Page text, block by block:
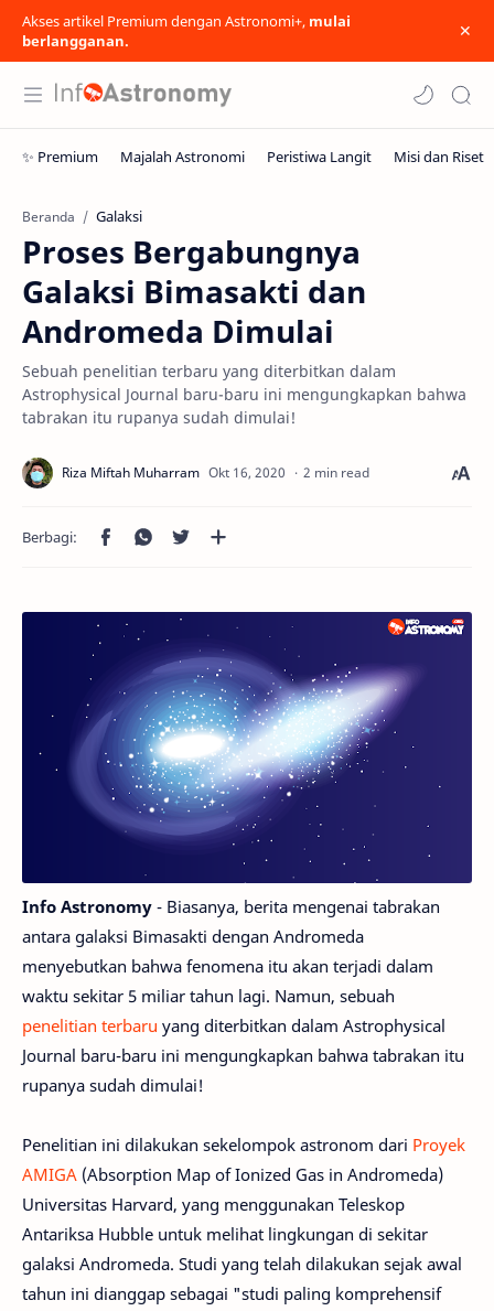
Akses artikel Premium dengan Astronomi+, mulai
berlangganan.
Beranda Galaksi
Proses Bergabungnya
Galaksi Bimasakti dan
Andromeda Dimulai
Sebuah penelitian terbaru yang diterbitkan dalam
Astrophysical Journal baru-baru ini mengungkapkan bahwa
tabrakan itu rupanya sudah dimulai!
2 min read
Info Astronomy - Biasanya, berita mengenai tabrakan
antara galaksi Bimasakti dengan Andromeda
menyebutkan bahwa fenomena itu akan terjadi dalam
waktu sekitar 5 miliar tahun lagi. Namun, sebuah
penelitian terbaru yang diterbitkan dalam Astrophysical
Journal baru-baru ini mengungkapkan bahwa tabrakan itu
rupanya sudah dimulai!
Penelitian ini dilakukan sekelompok astronom dari Proyek
AMIGA (Absorption Map of Ionized Gas in Andromeda)
Universitas Harvard, yang menggunakan Teleskop
Antariksa Hubble untuk melihat lingkungan di sekitar
galaksi Andromeda. Studi yang telah dilakukan sejak awal
tahun ini dianggap sebagai "studi paling komprehensif